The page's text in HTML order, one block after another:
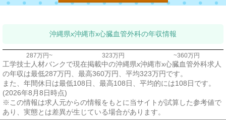
沖縄県x沖縄市x心臓血管外科の年収情報
287万円~ 323万円 ~360万円
工学技士人材バンクで現在掲載中の沖縄県x沖縄市x心臓血管外科求人
の年収は最低287万円、最高360万円、平均323万円です。
また、年間休日は最低108日、最高108日、平均的には108日です。
(2026年8月8日時点)
※この情報は求人元からの情報をもとに当サイトが試算した参考値で
あり、実態とは差異が生じている場合があります。